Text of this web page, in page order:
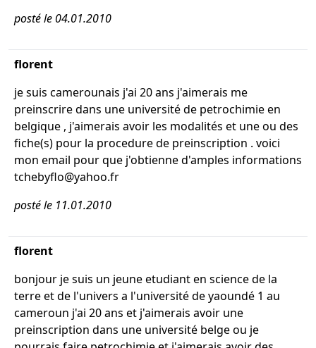
posté le 04.01.2010
florent
je suis camerounais j'ai 20 ans j'aimerais me
preinscrire dans une université de petrochimie en
belgique , j'aimerais avoir les modalités et une ou des
fiche(s) pour la procedure de preinscription . voici
mon email pour que j'obtienne d'amples informations
tchebyflo@yahoo.fr
posté le 11.01.2010
florent
bonjour je suis un jeune etudiant en science de la
terre et de l'univers a l'université de yaoundé 1 au
cameroun j'ai 20 ans et j'aimerais avoir une
preinscription dans une université belge ou je